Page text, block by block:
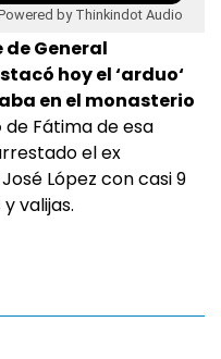
by Thinkindot Audio
General
hoy el ‘arduo‘
en el monasterio
de Fátima de esa
el ex
López con casi 9
valijas.